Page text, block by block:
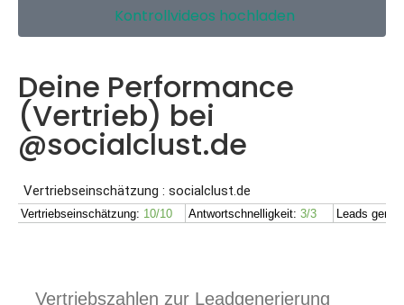
Kontrollvideos hochladen
Deine Performance
(Vertrieb) bei
@socialclust.de